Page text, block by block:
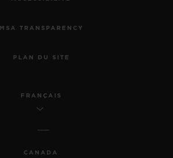
MSA TRANSPARENCY
PLAN DU SITE
FRANÇAIS
CANADA